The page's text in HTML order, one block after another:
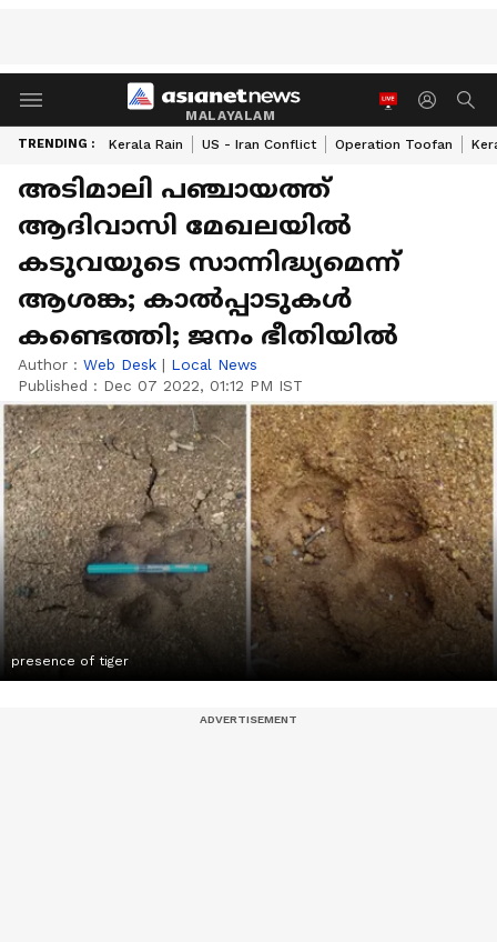
MALAYALAM
TRENDING : Kerala Rain US - Iran Conflict Operation Toofan
അടിമാലി പഞ്ചായത്ത്
ആദിവാസി മേഖലയിൽ
കടുവയുടെ സാന്നിദ്ധ്യമെന്ന്
ആശങ്ക; കാൽപ്പാടുകൾ
കണ്ടെത്തി; ജനം ഭീതിയിൽ
Author : Web Desk | Local News
Published : Dec 07 2022, 01:12 PM IST
presence of tiger